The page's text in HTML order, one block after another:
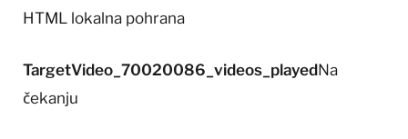
HTML lokalna pohrana
TargetVideo_70020086_videos_playedNa
čekanju